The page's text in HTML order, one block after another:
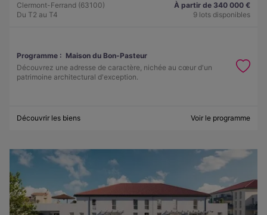
Clermont-Ferrand (63100)
Du T2 au T4
À partir de 340 000 €
9 lots disponibles
Programme : Maison du Bon-Pasteur
Découvrez une adresse de caractère, nichée au cœur d'un
patrimoine architectural d'exception.
Découvrir les biens Voir le programme